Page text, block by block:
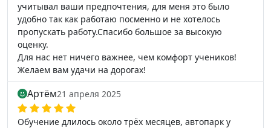
учитывал ваши предпочтения, для меня это было
удобно так как работаю посменно и не хотелось
пропускать работу.Спасибо большое за высокую
оценку.
Для нас нет ничего важнее, чем комфорт учеников!
Желаем вам удачи на дорогах!
Артём21 апреля 2025
Обучение длилось около трёх месяцев, автопарк у